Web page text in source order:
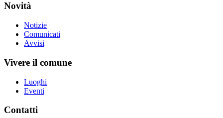
Novità
Notizie
Comunicati
Avvisi
Vivere il comune
Luoghi
Eventi
Contatti